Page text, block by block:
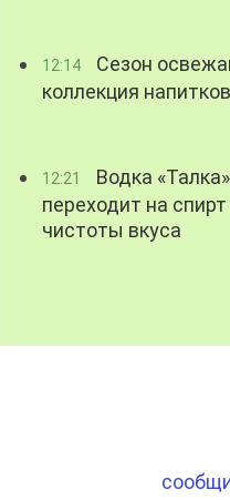
12:14
Сезон
коллекция
12:21
Водка
переходит на
чистоты вкуса